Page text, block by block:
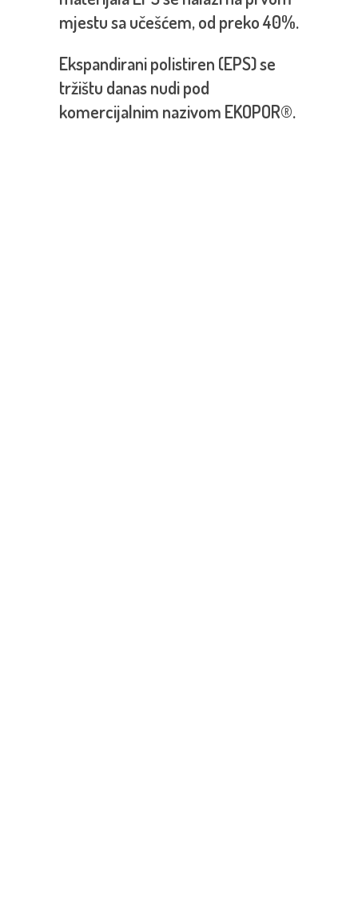
mjestu sa učešćem, od preko 40%.
Ekspandirani polistiren (EPS) se
tržištu danas nudi pod
komercijalnim nazivom EKOPOR®.